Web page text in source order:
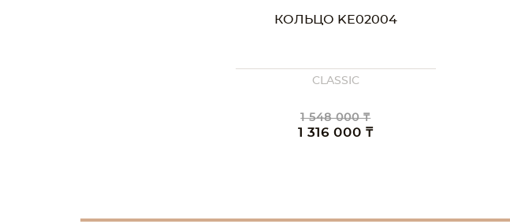
КОЛЬЦО KE02004
CLASSIC
1 548 000 ₸
1 316 000 ₸